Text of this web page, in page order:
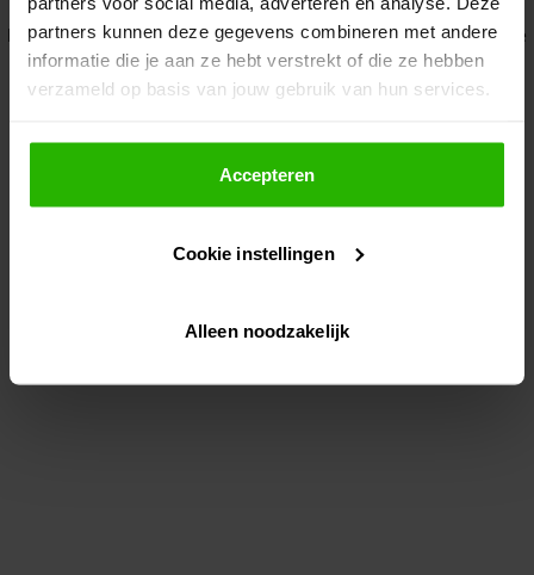
partners kunnen deze gegevens combineren met andere
informatie die je aan ze hebt verstrekt of die ze hebben
verzameld op basis van jouw gebruik van hun services.
Als je op "Accepteer" klikt, dan geef je Voordeeluitjes.nl
toestemming om cookies voor social media en
gepersonaliseerde advertenties te plaatsen.
Lees hier meer over in onsprivacybeleid
Via "Cookie instellingen" kun je ook zelf instellen welke
Accepteren
Cookie instellingen
Alleen noodzakelijk
loadingwww.voordeeluitjes.nl (see the browser console for more
information).